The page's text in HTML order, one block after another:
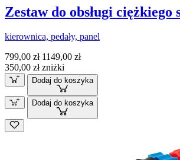
Zestaw do obsługi ciężkiego
kierownica, pedały, panel
799,00 zł 1149,00 zł
350,00 zł zniżki
Dodaj do koszyka
Dodaj do koszyka